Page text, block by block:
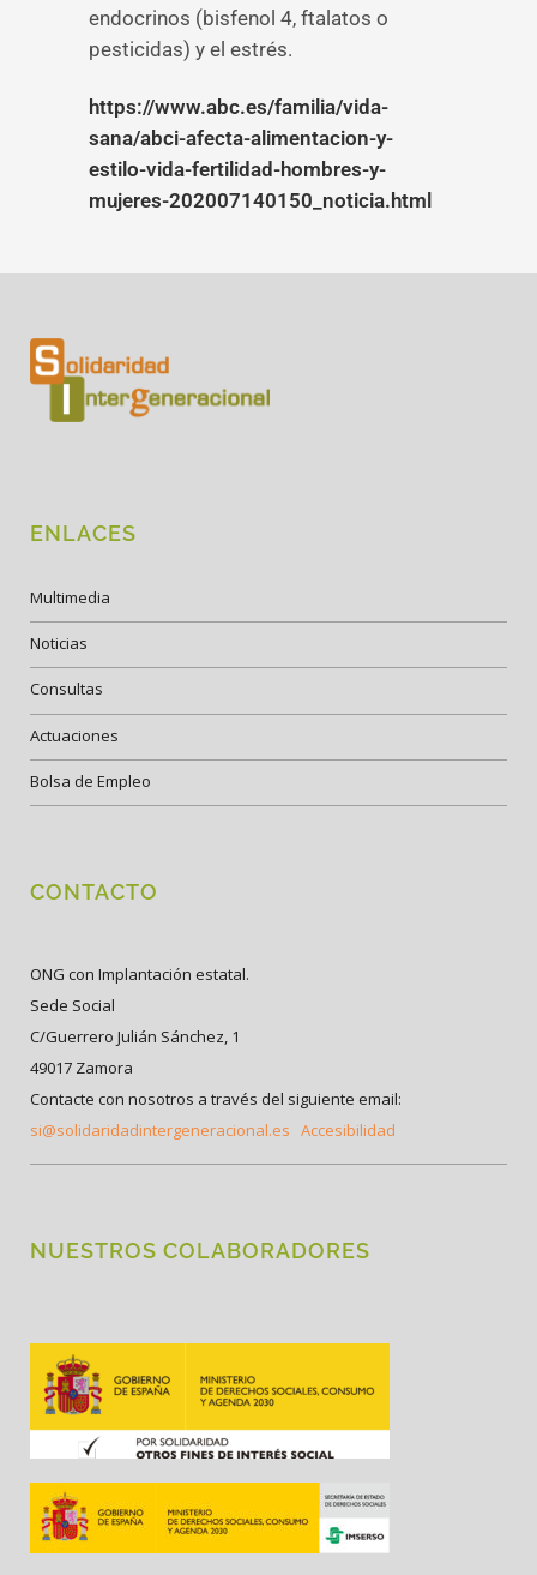
endocrinos (bisfenol 4, ftalatos o
pesticidas) y el estrés.
https://www.abc.es/familia/vida-
sana/abci-afecta-alimentacion-y-
estilo-vida-fertilidad-hombres-y-
mujeres-202007140150_noticia.html
ENLACES
Multimedia
Noticias
Consultas
Actuaciones
Bolsa de Empleo
CONTACTO
ONG con Implantación estatal.
Sede Social
C/Guerrero Julián Sánchez, 1
49017 Zamora
Contacte con nosotros a través del siguiente email:
si@solidaridadintergeneracional.es Accesibilidad
NUESTROS COLABORADORES